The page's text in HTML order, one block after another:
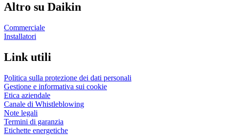
Altro su Daikin
Commerciale
Installatori
Link utili
Politica sulla protezione dei dati personali
Gestione e informativa sui cookie
Etica aziendale
Canale di Whistleblowing
Note legali
Termini di garanzia
Etichette energetiche